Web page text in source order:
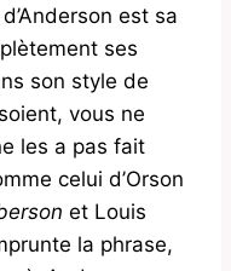
est sa
ses
son style de
vous ne
les a pas fait
celui d’Orson
et Louis
la phrase,